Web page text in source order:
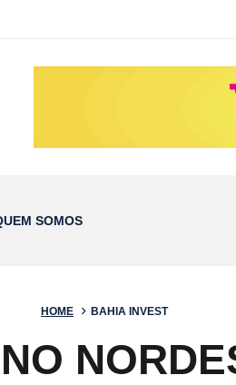
SOMOS
HOME BAHIA INVEST